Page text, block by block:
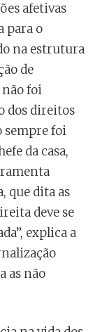
afetivas
para o
na estrutura
de
foi
dos direitos
sempre foi
da casa,
que dita as
deve se
explica a
as não